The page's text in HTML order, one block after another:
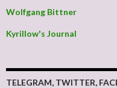
Wolfgang Bittner
Kyrillow's Journal
TELEGRAM, TWITTER,